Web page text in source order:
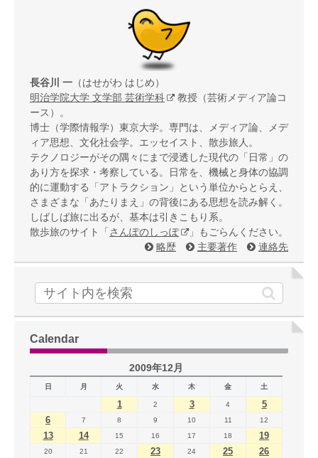
長谷川 一 （はせがわ はじめ）
明治学院大学 文学部 芸術学科
教授（芸術メディア論コ
ース）。
博士（学際情報学）東京大学。専門は、メディア論、メデ
ィア思想、文化社会学。エッセイスト、散歩旅人。
テクノロジーがその隅々にまで浸透した現代の「日常」の
あり方を探求・考察している。日常を、機械と身体の協調
的に運動する「アトラクション」という単位からとらえ、
さまざまな「あたりまえ」の背後にある思想を読み解く。
しばしば旅に出るが、基本は引きこもり系。
散歩旅のサイト「 さんぽのしっぽ
」もごらんください。
略歴
主要著作 連絡先
Calendar
2009年12月
日 月 火 水 木 金 土
1 2 3 4
5
6
7 8 9 10 11 12
13 14 15 16 17 18 19
20 21 22 23 24 25
26